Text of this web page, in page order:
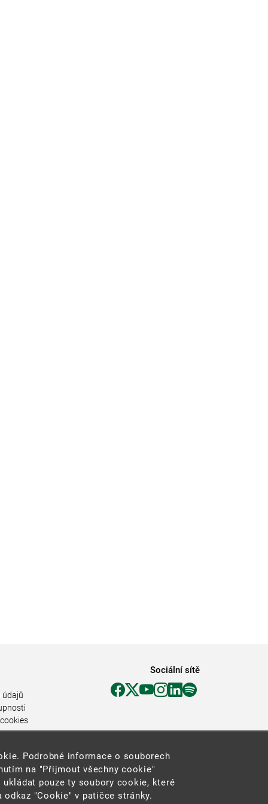
údajů
Sociální sítě
Podrobné informace o souborech
na "Přijmout všechny cookie"
pouze ty soubory cookie, které
"Cookie" v patičce stránky.